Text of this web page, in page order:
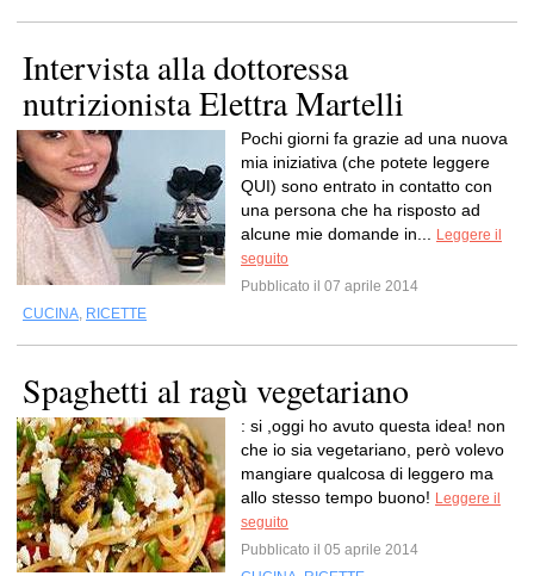
Intervista alla dottoressa
nutrizionista Elettra Martelli
Pochi giorni fa grazie ad una nuova
mia iniziativa (che potete leggere
QUI) sono entrato in contatto con
una persona che ha risposto ad
alcune mie domande in...
Leggere il
seguito
Pubblicato il 07 aprile 2014
CUCINA, RICETTE
Spaghetti al ragù vegetariano
: si ,oggi ho avuto questa idea! non
che io sia vegetariano, però volevo
mangiare qualcosa di leggero ma
allo stesso tempo buono! Leggere il
seguito
Pubblicato il 05 aprile 2014